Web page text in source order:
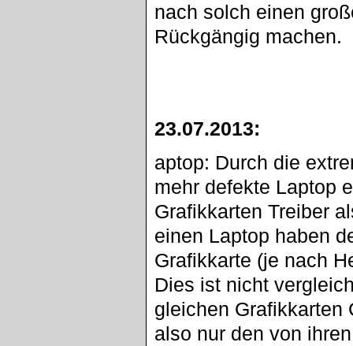
nach solch einen
Rückgängig machen.
23.07.2013:
aptop: Durch die
mehr defekte Laptop
Grafikkarten Treiber
einen Laptop haben
Grafikkarte (je nach
Dies ist nicht
gleichen Grafikkarten
also nur den von